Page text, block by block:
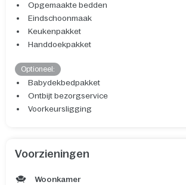
Opgemaakte bedden
Eindschoonmaak
Keukenpakket
Handdoekpakket
Optioneel:
Babydekbedpakket
Ontbijt bezorgservice
Voorkeursligging
Voorzieningen
Woonkamer